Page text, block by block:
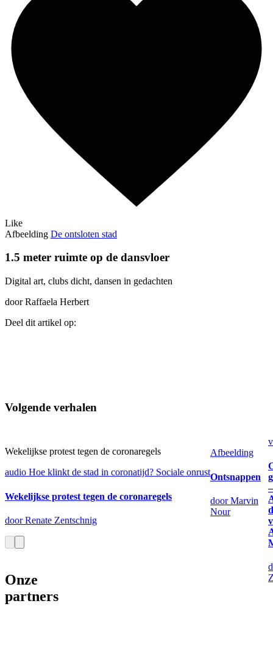
Like
Afbeelding De ontsloten stad
1.5 meter ruimte op de dansvloer
Digital art, clubs dicht, dansen in gedachten
door Raffaela Herbert
Deel dit artikel op:
Volgende verhalen
Wekelijkse protest tegen de coronaregels
audio Hoe klinkt de stad in coronatijd? Sociale onrust
Wekelijkse protest tegen de coronaregels
door Renate Zentschnig
Afbeelding
Ontsnappen
door Marvin
Nour
–
Onze
partners